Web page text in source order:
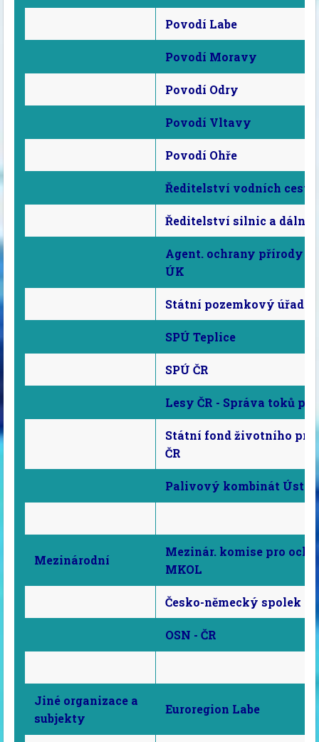
Povodí Labe
Povodí Moravy
Povodí Odry
Povodí Vltavy
Povodí Ohře
Ředitelství vodních cest
Ředitelství silnic a dálnic
Agent. ochrany přírody a
ÚK
Státní pozemkový úřad
SPÚ Teplice
SPÚ ČR
Lesy ČR - Správa toků
Státní fond životního
ČR
Palivový kombinát Ústí
Mezinárodní
Mezinár. komise pro
MKOL
Česko-německý spolek
OSN - ČR
Jiné organizace a
subjekty
Euroregion Labe